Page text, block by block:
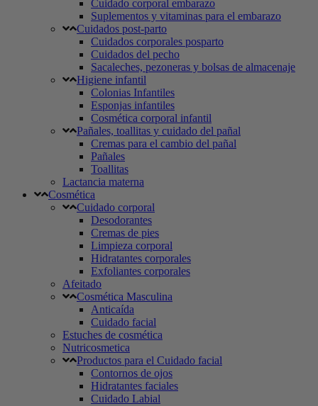
Cuidado corporal embarazo
Suplementos y vitaminas para el embarazo
Cuidados post-parto
Cuidados corporales posparto
Cuidados del pecho
Sacaleches, pezoneras y bolsas de almacenaje
Higiene infantil
Colonias Infantiles
Esponjas infantiles
Cosmética corporal infantil
Pañales, toallitas y cuidado del pañal
Cremas para el cambio del pañal
Pañales
Toallitas
Lactancia materna
Cosmética
Cuidado corporal
Desodorantes
Cremas de pies
Limpieza corporal
Hidratantes corporales
Exfoliantes corporales
Afeitado
Cosmética Masculina
Anticaída
Cuidado facial
Estuches de cosmética
Nutricosmetica
Productos para el Cuidado facial
Contornos de ojos
Hidratantes faciales
Cuidado Labial